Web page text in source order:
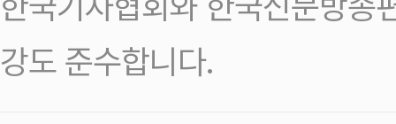
강도 준수합니다.